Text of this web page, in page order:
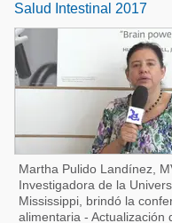
Salud Intestinal 2017
Martha Pulido Landínez,
Investigadora de la
Mississippi, brindó la
alimentaria - Actualización